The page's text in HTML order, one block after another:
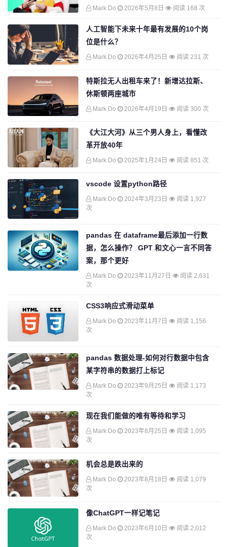
Mark Do 2026年5月8日 阅读 168 次
人工智能下未来十年最有发展的10个岗
位是什么？
Mark Do 2026年4月25日 阅读 231 次
特斯拉无人出租车来了！新增达拉斯、
休斯顿两座城市
Mark Do 2026年4月19日 阅读 300 次
《大江大河》从三个男人身上，看懂改
革开放40年
Mark Do 2025年1月24日 阅读 851 次
vscode 设置python路径
Mark Do 2024年3月23日
阅读 1,927
次
pandas 在 dataframe最后添加一行数
据，怎么操作？ GPT 和文心一言不同答
案，那个更好
Mark Do 2023年11月27日
阅读 2,631
次
CSS3响应式滑动菜单
Mark Do 2023年11月7日
阅读 1,156
次
pandas 数据处理-如何对行数据中包含
某字符串的数据打上标记
Mark Do 2023年9月25日
阅读 1,173
次
现在我们能做的唯有等待和学习
Mark Do 2023年8月25日
阅读 1,095
次
机会总是跌出来的
Mark Do 2023年8月18日
阅读 1,079
次
像ChatGPT一样记笔记
Mark Do 2023年6月10日
阅读 2,012
次